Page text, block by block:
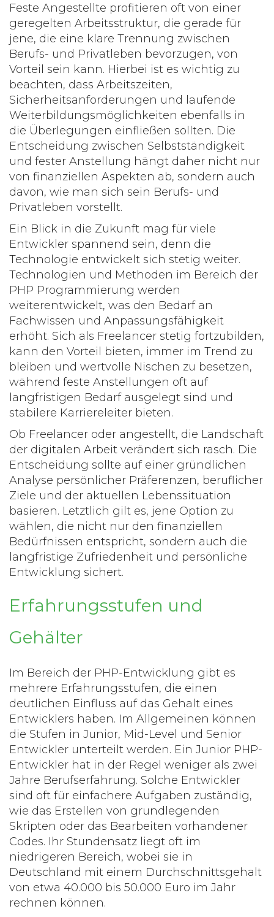
Feste Angestellte profitieren oft von einer
geregelten Arbeitsstruktur, die gerade für
jene, die eine klare Trennung zwischen
Berufs- und Privatleben bevorzugen, von
Vorteil sein kann. Hierbei ist es wichtig zu
beachten, dass Arbeitszeiten,
Sicherheitsanforderungen und laufende
Weiterbildungsmöglichkeiten ebenfalls in
die Überlegungen einfließen sollten. Die
Entscheidung zwischen Selbstständigkeit
und fester Anstellung hängt daher nicht nur
von finanziellen Aspekten ab, sondern auch
davon, wie man sich sein Berufs- und
Privatleben vorstellt.
Ein Blick in die Zukunft mag für viele
Entwickler spannend sein, denn die
Technologie entwickelt sich stetig weiter.
Technologien und Methoden im Bereich der
PHP Programmierung werden
weiterentwickelt, was den Bedarf an
Fachwissen und Anpassungsfähigkeit
erhöht. Sich als Freelancer stetig fortzubilden,
kann den Vorteil bieten, immer im Trend zu
bleiben und wertvolle Nischen zu besetzen,
während feste Anstellungen oft auf
langfristigen Bedarf ausgelegt sind und
stabilere Karriereleiter bieten.
Ob Freelancer oder angestellt, die Landschaft
der digitalen Arbeit verändert sich rasch. Die
Entscheidung sollte auf einer gründlichen
Analyse persönlicher Präferenzen, beruflicher
Ziele und der aktuellen Lebenssituation
basieren. Letztlich gilt es, jene Option zu
wählen, die nicht nur den finanziellen
Bedürfnissen entspricht, sondern auch die
langfristige Zufriedenheit und persönliche
Entwicklung sichert.
Erfahrungsstufen und
Gehälter
Im Bereich der PHP-Entwicklung gibt es
mehrere Erfahrungsstufen, die einen
deutlichen Einfluss auf das Gehalt eines
Entwicklers haben. Im Allgemeinen können
die Stufen in Junior, Mid-Level und Senior
Entwickler unterteilt werden. Ein Junior PHP-
Entwickler hat in der Regel weniger als zwei
Jahre Berufserfahrung. Solche Entwickler
sind oft für einfachere Aufgaben zuständig,
wie das Erstellen von grundlegenden
Skripten oder das Bearbeiten vorhandener
Codes. Ihr Stundensatz liegt oft im
niedrigeren Bereich, wobei sie in
Deutschland mit einem Durchschnittsgehalt
von etwa 40.000 bis 50.000 Euro im Jahr
rechnen können.